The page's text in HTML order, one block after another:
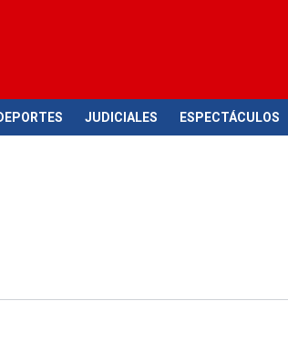
JUDICIALES ESPECTÁCULOS